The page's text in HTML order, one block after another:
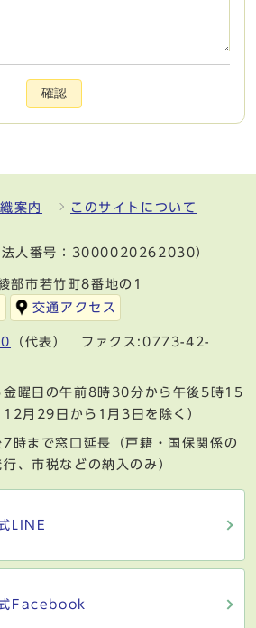
確認
案内 このサイトについて
法人番号：3000020262030）
市若竹町8番地の1
交通アクセス
（代表） ファクス:0773-42-
曜日の午前8時30分から午後5時15
12月29日から1月3日を除く）
7時まで窓口延長（戸籍・国保関係の
、市税などの納入のみ）
LINE
Facebook